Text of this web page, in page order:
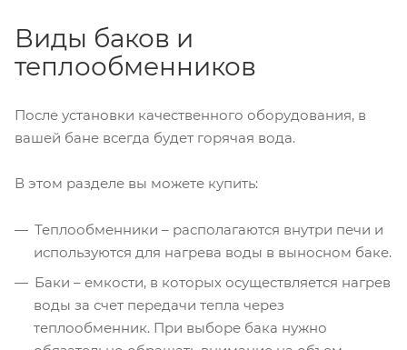
Виды баков и
теплообменников
После установки качественного оборудования, в
вашей бане всегда будет горячая вода.
В этом разделе вы можете купить:
Теплообменники – располагаются внутри печи и
используются для нагрева воды в выносном баке.
Баки – емкости, в которых осуществляется нагрев
воды за счет передачи тепла через
теплообменник. При выборе бака нужно